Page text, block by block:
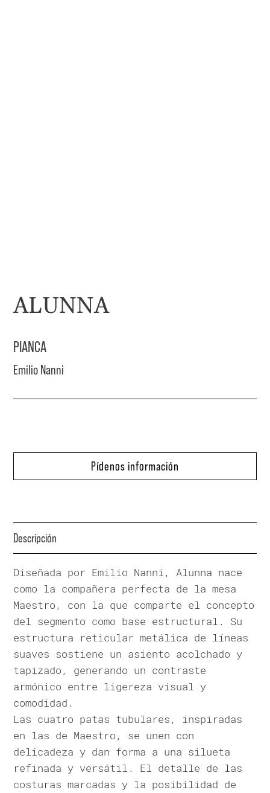
ALUNNA
PIANCA
Emilio Nanni
Pídenos información
Descripción
Diseñada por Emilio Nanni, Alunna nace
como la compañera perfecta de la mesa
Maestro, con la que comparte el concepto
del segmento como base estructural. Su
estructura reticular metálica de líneas
suaves sostiene un asiento acolchado y
tapizado, generando un contraste
armónico entre ligereza visual y
comodidad.
Las cuatro patas tubulares, inspiradas
en las de Maestro, se unen con
delicadeza y dan forma a una silueta
refinada y versátil. El detalle de las
costuras marcadas y la posibilidad de